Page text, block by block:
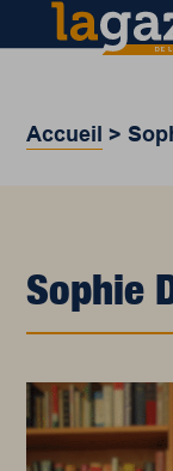
Accueil >
Sophie